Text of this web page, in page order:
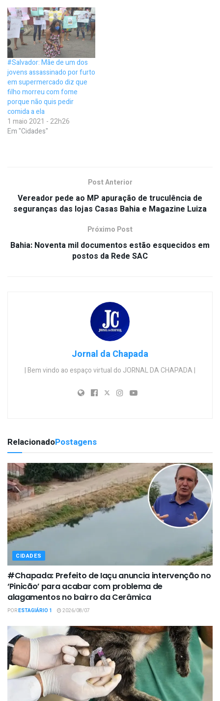
#Salvador: Mãe de um dos
jovens assassinado por furto
em supermercado diz que
filho morreu com fome
porque não quis pedir
comida a ela
1 maio 2021 - 22h26
Em "Cidades"
Post Anterior
Vereador pede ao MP apuração de truculência de
seguranças das lojas Casas Bahia e Magazine Luiza
Próximo Post
Bahia: Noventa mil documentos estão esquecidos em
postos da Rede SAC
Jornal da Chapada
| Bem vindo ao espaço virtual do JORNAL DA CHAPADA |
RelacionadoPostagens
CIDADES
#Chapada: Prefeito de Iaçu anuncia intervenção no
‘Pinicão’ para acabar com problema de
alagamentos no bairro da Cerâmica
PORESTAGIÁRIO 1 2026/08/07